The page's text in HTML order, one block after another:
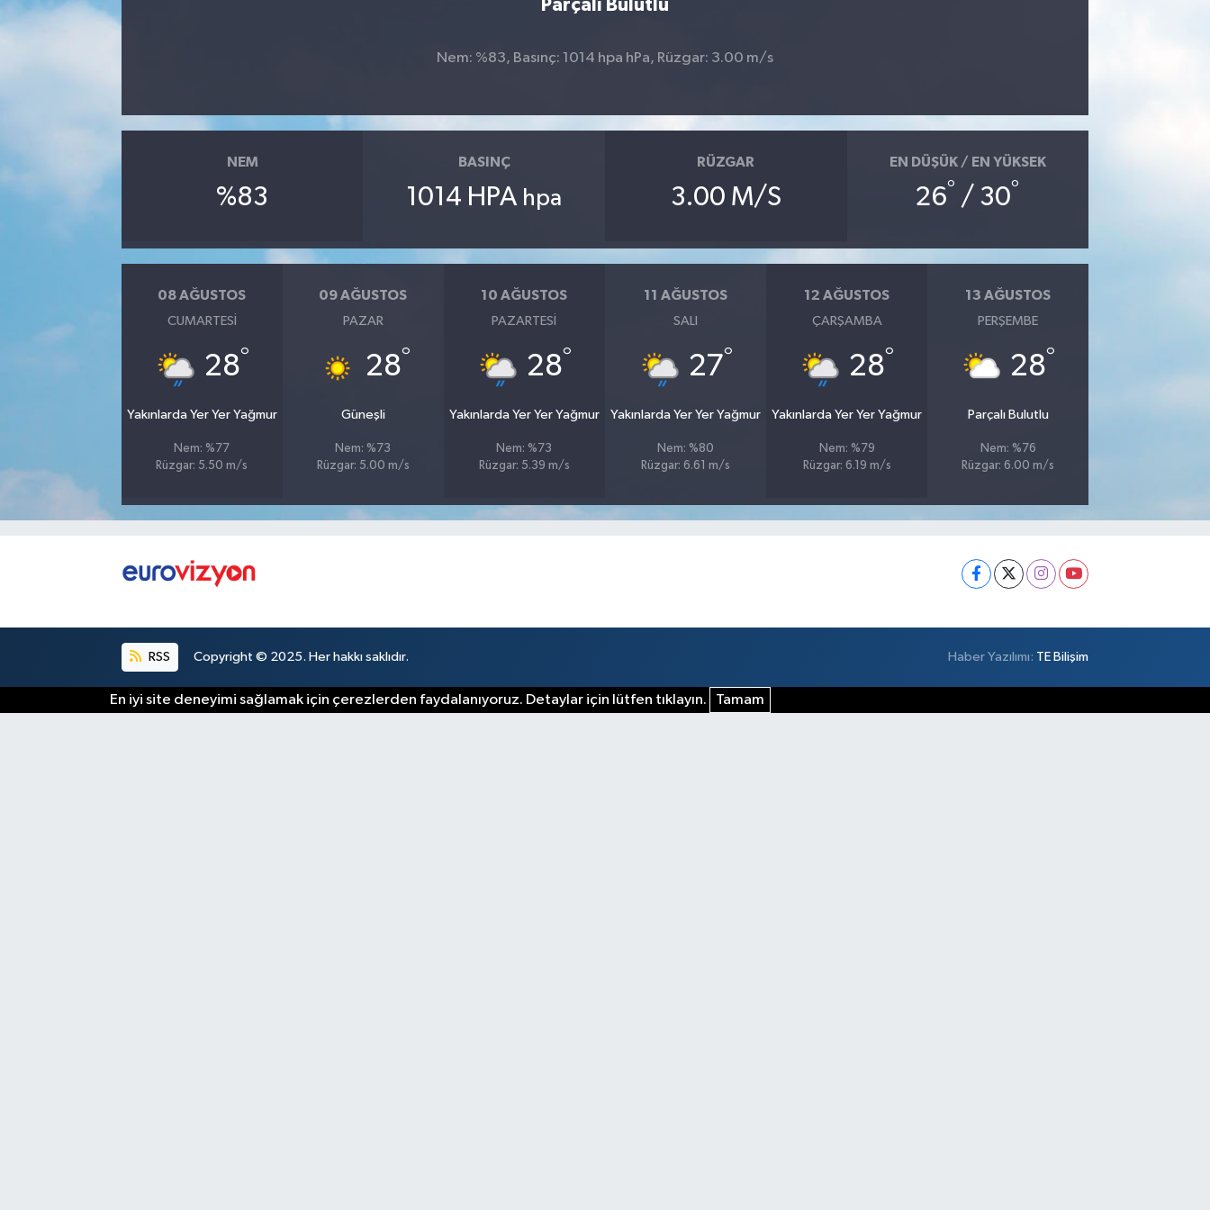
Parçalı Bulutlu
Nem: %83, Basınç: 1014 hpa hPa, Rüzgar: 3.00 m/s
NEM
%83
BASINÇ
1014 HPA hpa
RÜZGAR
3.00 M/S
EN DÜŞÜK / EN YÜKSEK
26° / 30°
08 AĞUSTOS
CUMARTESI
28°
Yakınlarda Yer Yer Yağmur
Nem: %77
Rüzgar: 5.50 m/s
09 AĞUSTOS
PAZAR
28°
Güneşli
Nem: %73
Rüzgar: 5.00 m/s
10 AĞUSTOS
PAZARTESI
28°
Yakınlarda Yer Yer Yağmur
Nem: %73
Rüzgar: 5.39 m/s
11 AĞUSTOS
SALI
27°
Yakınlarda Yer Yer Yağmur
Nem: %80
Rüzgar: 6.61 m/s
12 AĞUSTOS
ÇARŞAMBA
28°
Yakınlarda Yer Yer Yağmur
Nem: %79
Rüzgar: 6.19 m/s
13 AĞUSTOS
PERŞEMBE
28°
Parçalı Bulutlu
Nem: %76
Rüzgar: 6.00 m/s
RSS Copyright © 2025. Her hakkı saklıdır. Haber Yazılımı: TE Bilişim
En iyi site deneyimi sağlamak için çerezlerden faydalanıyoruz. Detaylar için lütfen tıklayın. Tamam